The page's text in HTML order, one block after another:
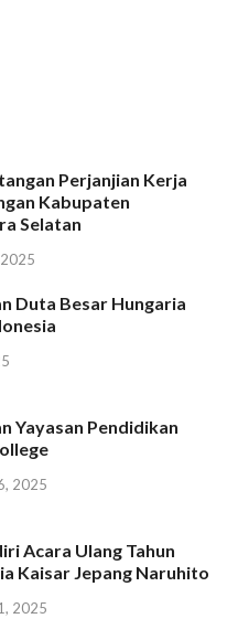
Perjanjian Kerja
Kabupaten
Selatan
Duta Besar Hungaria
Yayasan Pendidikan
2025
Acara Ulang Tahun
Kaisar Jepang Naruhito
2025